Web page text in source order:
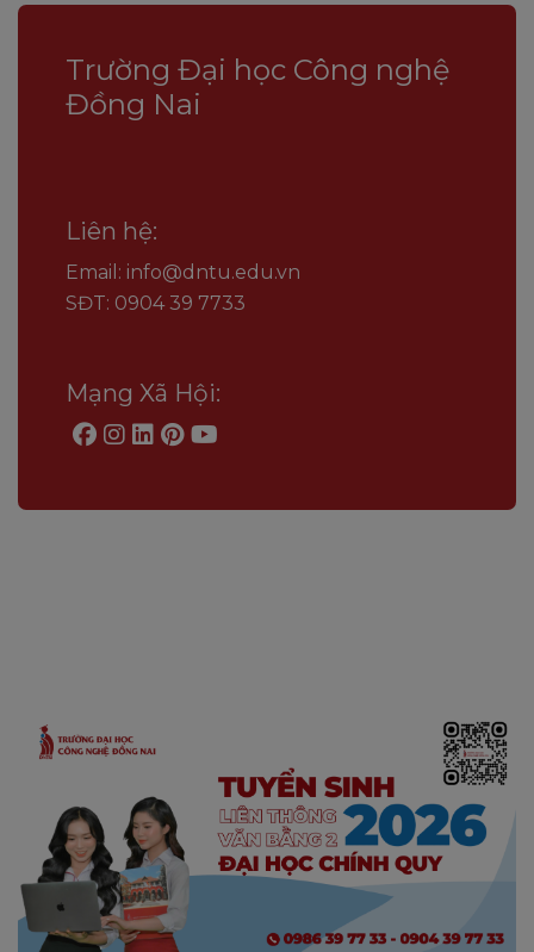
Trường Đại học Công nghệ
Đồng Nai
Liên hệ:
Email: info@dntu.edu.vn
SĐT: 0904 39 7733
Mạng Xã Hội: